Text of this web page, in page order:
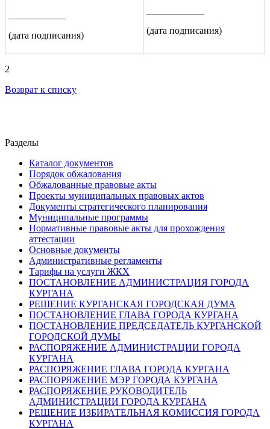
(дата подписания)
(дата подписания)
2
Возврат к списку
Разделы
Каталог документов
Порядок обжалования
Обжалованные правовые акты
Проекты муниципальных правовых актов
Документы стратегического планирования
Муниципальные программы
Нормативные правовые акты для прохождения
аттестации
Основные документы
Административные регламенты
Тарифы на услуги ЖКХ
ПОСТАНОВЛЕНИЕ АДМИНИСТРАЦИЯ ГОРОДА
КУРГАНА
РЕШЕНИЕ КУРГАНСКАЯ ГОРОДСКАЯ ДУМА
ПОСТАНОВЛЕНИЕ ГЛАВА ГОРОДА КУРГАНА
ПОСТАНОВЛЕНИЕ ПРЕДСЕДАТЕЛЬ КУРГАНСКОЙ
ГОРОДСКОЙ ДУМЫ
РАСПОРЯЖЕНИЕ АДМИНИСТРАЦИИ ГОРОДА
КУРГАНА
РАСПОРЯЖЕНИЕ ГЛАВА ГОРОДА КУРГАНА
РАСПОРЯЖЕНИЕ МЭР ГОРОДА КУРГАНА
РАСПОРЯЖЕНИЕ РУКОВОДИТЕЛЬ
АДМИНИСТРАЦИИ ГОРОДА КУРГАНА
РЕШЕНИЕ ИЗБИРАТЕЛЬНАЯ КОМИССИЯ ГОРОДА
КУРГАНА